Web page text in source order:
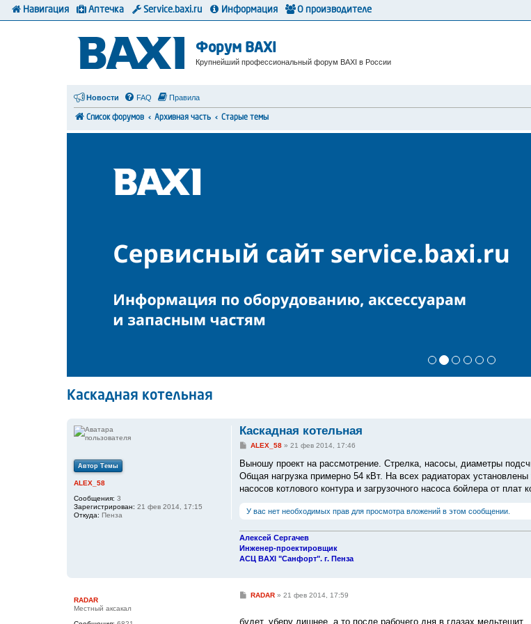
Форум BAXI
Крупнейший профессиональный форум BAXI в России
Новости FAQ Правила
Список форумов Архивная часть Старые темы
Каскадная котельная
Автор Темы
ALEX_58
Сообщения: 3
Зарегистрирован: 21 фев 2014, 17:15
Откуда: Пенза
Каскадная котельная
С
о
щ
е
е
ALEX_58» 21 фев 2014, 17:46
Выношу проект на рассмотрение. Стрелка, насосы, диаметры
Общая нагрузка примерно 54 кВт. На всех радиаторах
насосов котлового контура и загрузочного насоса бойлера от
У вас нет необходимых прав для просмотра вложений в этом сообщении.
Алексей Сергачев
Инженер-проектировщик
АСЦ BAXI "Санфорт". г. Пенза
RADAR
Местный аксакал
С
б
RADAR» 21 фев 2014, 17:59
будет..уберу лишнее..а то после рабочего дня в глазах мельтешит..
Навигация Аптечка Service.baxi.ru Информация О производителе